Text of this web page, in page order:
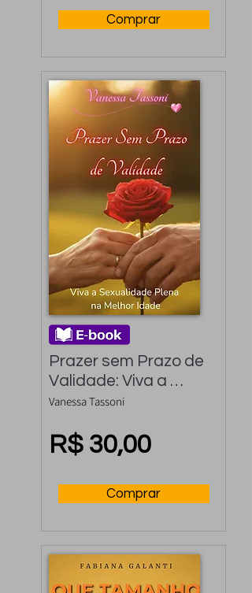
Comprar
Prazer sem Prazo de
Validade: Viva a
Sexualidade Plena na
Vanessa Tassoni
R$ 30,00
Comprar